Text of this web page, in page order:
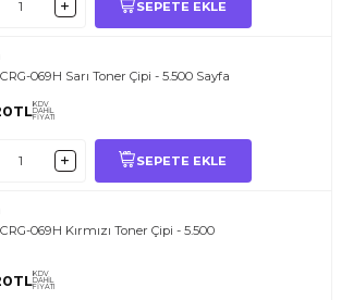
SEPETE EKLE
069H Sarı Toner Çipi - 5.500 Sayfa
TLKDV
DAHİL
FİYATI
SEPETE EKLE
069H Kırmızı Toner Çipi - 5.500
TLKDV
DAHİL
FİYATI